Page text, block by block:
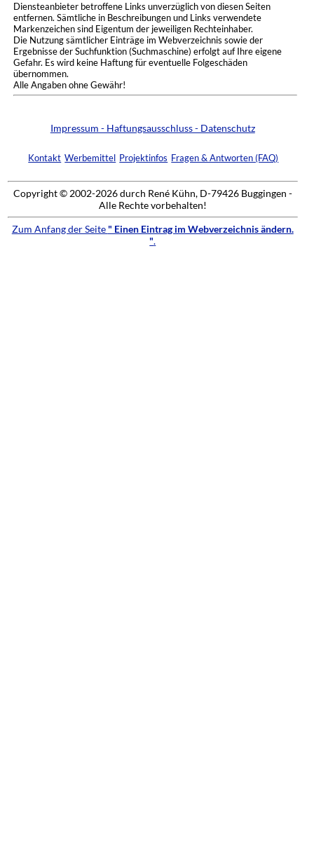
Diensteanbieter betroffene Links unverzüglich von diesen Seiten
entfernen. Sämtliche in Beschreibungen und Links verwendete
Markenzeichen sind Eigentum der jeweiligen Rechteinhaber.
Die Nutzung sämtlicher Einträge im Webverzeichnis sowie der
Ergebnisse der Suchfunktion (Suchmaschine) erfolgt auf Ihre eigene
Gefahr. Es wird keine Haftung für eventuelle Folgeschäden
übernommen.
Alle Angaben ohne Gewähr!
Impressum - Haftungsausschluss - Datenschutz
Kontakt Werbemittel Projektinfos Fragen & Antworten (FAQ)
Copyright © 2002-2026 durch René Kühn, D-79426 Buggingen -
Alle Rechte vorbehalten!
Zum Anfang der Seite " Einen Eintrag im Webverzeichnis ändern.
".